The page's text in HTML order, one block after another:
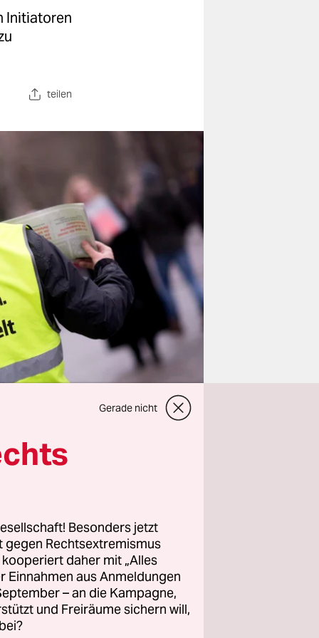
Initiatoren
teilen
auf
nur
Wenn
Gerade nicht
Besonders jetzt
gegen Rechtsextremismus
daher mit „Alles
Einnahmen aus Anmeldungen
– an die Kampagne,
und Freiräume sichern will,